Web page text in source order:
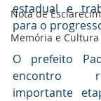
Nota de
Memória e Cultura
estadual e
para o
O prefeito
encontro
importante